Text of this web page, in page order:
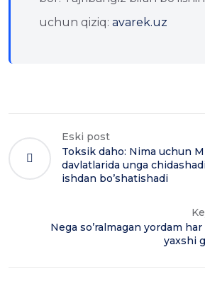
uchun qiziq: avarek.uz
Eski post
Toksik daho: Nima uchun
davlatlarida unga
ishdan bo’shatishadi
Nega so’ralmagan yordam
yaxshi